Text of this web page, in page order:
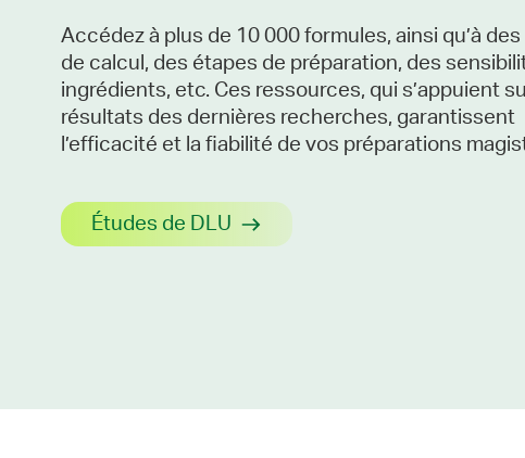
Accédez à plus de 10 000 formules, ainsi qu’à
de calcul, des étapes de préparation, des
ingrédients, etc. Ces ressources, qui s’appuient
résultats des dernières recherches, garantissent
l’efficacité et la fiabilité de vos préparations
Études de DLU